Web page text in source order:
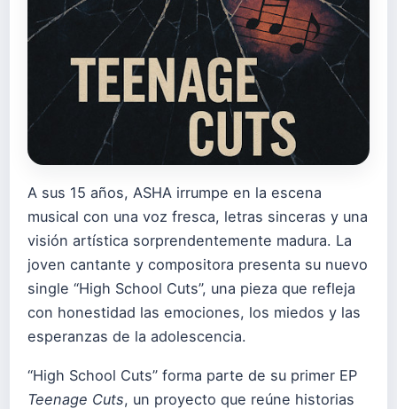
A sus 15 años, ASHA irrumpe en la escena
musical con una voz fresca, letras sinceras y una
visión artística sorprendentemente madura. La
joven cantante y compositora presenta su nuevo
single “High School Cuts”, una pieza que refleja
con honestidad las emociones, los miedos y las
esperanzas de la adolescencia.
“High School Cuts” forma parte de su primer EP
Teenage Cuts, un proyecto que reúne historias